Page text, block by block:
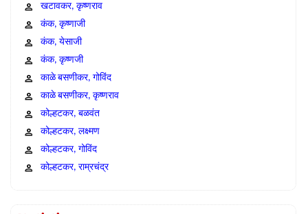
खटावकर, कृष्णराव
कंक, कृष्णाजी
कंक, येसाजी
कंक, कृष्णजी
काळे बसणीकर, गोविंद
काळे बसणीकर, कृष्णराव
कोल्हटकर, बळवंत
कोल्हटकर, लक्ष्मण
कोल्हटकर, गोविंद
कोल्हटकर, राम्रचंद्र